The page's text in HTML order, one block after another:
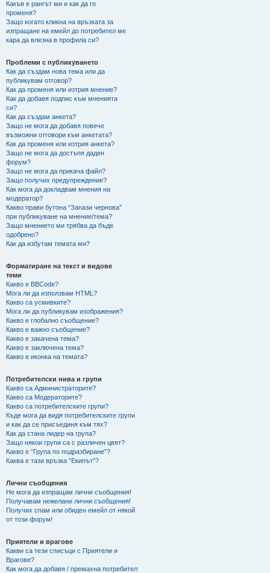
Какъв е рангът ми и как да го
променя?
Защо когато кликна на връзката за
изпращане на емейл до потребител ме
кара да влезна в профила си?
Проблеми с публикуването
Как да създам нова тема или да
публикувам отговор?
Как да променя или изтрия мнение?
Как да добавя подпис към мненията
си?
Как да създам анкета?
Защо не мога да добавя повече
възможни отговори към анкетата?
Как да променя или изтрия анкета?
Защо не мога да достъпя даден
форум?
Защо не мога да прикача файл?
Защо получих предупреждение?
Как мога да докладвам мнения на
модератор?
Какво прави бутона “Запази чернова”
при публикуване на мнение/тема?
Защо мнението ми трябва да бъде
одобрено?
Как да избутам темата ми?
Форматиране на текст и видове
теми
Какво е BBCode?
Мога ли да използвам HTML?
Какво са усмивките?
Мога ли да публикувам изображения?
Какво е глобално съобщение?
Какво е важно съобщение?
Какво е закачена тема?
Какво е заключена тема?
Какво е иконка на темата?
Потребителски нива и групи
Какво са Администраторите?
Какво са Модераторите?
Какво са потребителските групи?
Къде мога да видя потребителските групи
и как да се присъединя към тях?
Как да стана лидер на група?
Защо някои групи са с различен цвят?
Какво е “Група по подразбиране”?
Каква е тази връзка “Екипът”?
Лични съобщения
Не мога да изпращам лични съобщения!
Получавам нежелани лични съобщения!
Получих спам или обиден емейл от някой
от този форум!
Приятели и врагове
Какви са тези списъци с Приятели и
Врагове?
Как мога да добавя / премахна потребител